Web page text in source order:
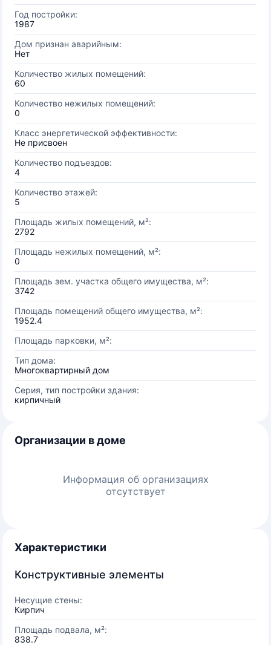
Год постройки:
1987
Дом признан аварийным:
Нет
Количество жилых помещений:
60
Количество нежилых помещений:
0
Класс энергетической эффективности:
Не присвоен
Количество подъездов:
4
Количество этажей:
5
Площадь жилых помещений, м²:
2792
Площадь нежилых помещений, м²:
0
Площадь зем. участка общего имущества, м²:
3742
Площадь помещений общего имущества, м²:
1952.4
Площадь парковки, м²:
Тип дома:
Многоквартирный дом
Серия, тип постройки здания:
кирпичный
Организации в доме
Информация об организациях
отсутствует
Характеристики
Конструктивные элементы
Несущие стены:
Кирпич
Площадь подвала, м²:
838.7